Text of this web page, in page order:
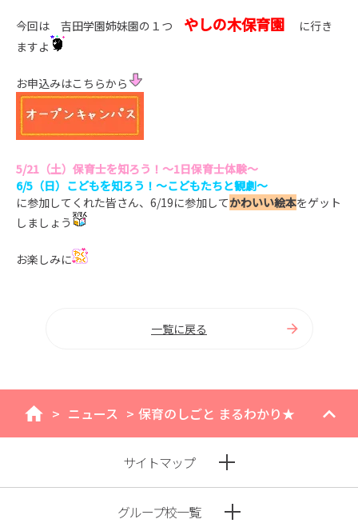
今回は 吉田学園姉妹園の１つ やしの木保育園
に行き
ますよ
お申込みはこちらから
5/21（土）保育士を知ろう！～1日保育士体験～
6/5（日）こどもを知ろう！～こどもたちと観劇～
に参加してくれた皆さん、6/19に参加してかわいい絵本をゲット
しましょう
お楽しみに
一覧に戻る
home
> ニュース > 保育のしごと まるわかり★
サイトマップ
グループ校一覧